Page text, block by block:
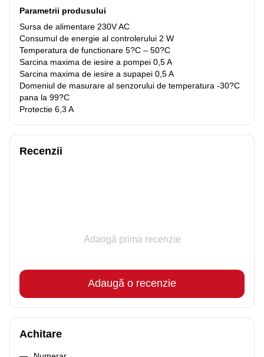
Parametrii produsului
Sursa de alimentare 230V AC
Consumul de energie al controlerului 2 W
Temperatura de functionare 5?C – 50?C
Sarcina maxima de iesire a pompei 0,5 A
Sarcina maxima de iesire a supapei 0,5 A
Domeniul de masurare al senzorului de temperatura -30?C
pana la 99?C
Protectie 6,3 A
Recenzii
Adaogă prima recenzie
Adaugă o recenzie
Achitare